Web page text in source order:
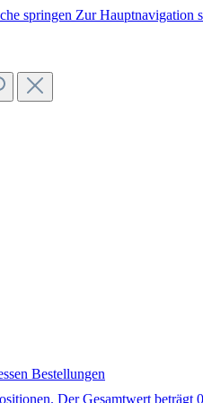
springen Zur Hauptnavigation
Bestellungen
Der Gesamtwert beträgt